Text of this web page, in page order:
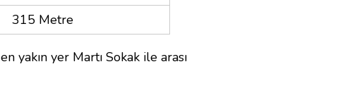
315 Metre
en yakın yer Martı Sokak ile arası